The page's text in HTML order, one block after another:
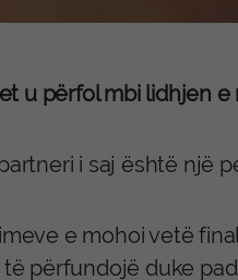
u përfol mbi lidhjen e
i saj është një
e mohoi vetë
përfundojë duke